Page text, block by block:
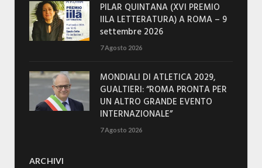
PILAR QUINTANA (XVI PREMIO
IILA LETTERATURA) A ROMA – 9
settembre 2026
7 Agosto 2026
MONDIALI DI ATLETICA 2029,
GUALTIERI: “ROMA PRONTA PER
UN ALTRO GRANDE EVENTO
INTERNAZIONALE”
7 Agosto 2026
ARCHIVI